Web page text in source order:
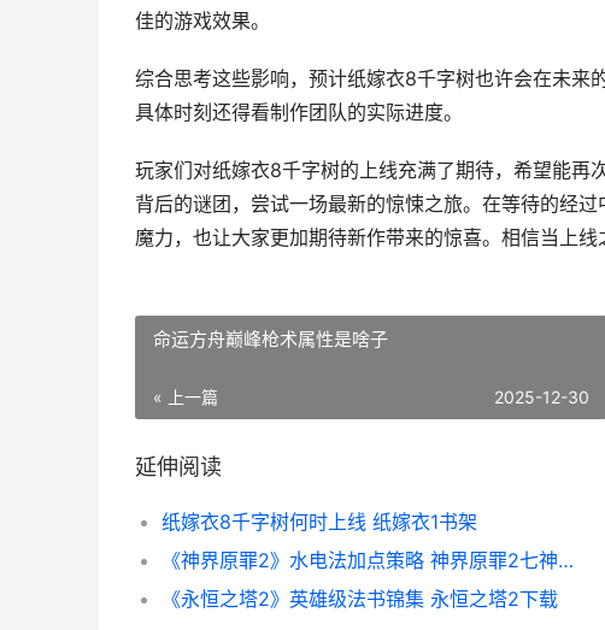
佳的游戏效果。
综合思考这些影响，预计纸嫁衣8千字树也许会在未来
具体时刻还得看制作团队的实际进度。
玩家们对纸嫁衣8千字树的上线充满了期待，希望能再
背后的谜团，尝试一场最新的惊悚之旅。在等待的经
魔力，也让大家更加期待新作带来的惊喜。相信当上
命运方舟巅峰枪术属性是啥子
« 上一篇 2025-12-30
延伸阅读
纸嫁衣8千字树何时上线 纸嫁衣1书架
《神界原罪2》水电法加点策略 神界原罪2七神柱子顺序
《永恒之塔2》英雄级法书锦集 永恒之塔2下载